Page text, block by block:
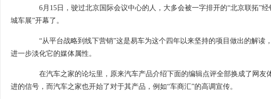
6月15日，驶过北京国际会议中心的人，大多会被一字排开的“北京联拓”
城车展”开幕了。
“从平台战略到线下营销”这是易车为这个四年以来坚持的项目做出的解
进一步淡化它的媒体属性。
在汽车之家的论坛里，原来汽车产品介绍下面的编辑点评全部换成了网友
进的信号，而汽车之家也开始了对于其产品，例如“车商汇”的高调宣传。